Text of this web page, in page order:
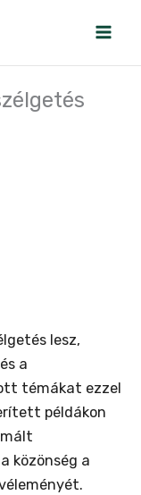
lesz,
a
témákat ezzel
példákon
közönség a